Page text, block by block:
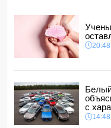
ВС РФ взяли под
области
14:04, 08.08.2026
Прогноз погоды в
14:00, 08.08.2026
Никол Пашинян
12:48, 08.08.2026
СМИ: США ищут на
"венесуэльского
с